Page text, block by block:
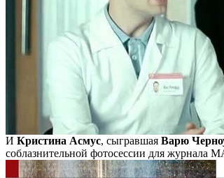
И Кристина Асмус, сыгравшая Варю
соблазнительной фотосессии для журнала